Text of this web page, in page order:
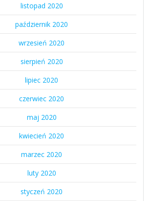
listopad 2020
październik 2020
wrzesień 2020
sierpień 2020
lipiec 2020
czerwiec 2020
maj 2020
kwiecień 2020
marzec 2020
luty 2020
styczeń 2020